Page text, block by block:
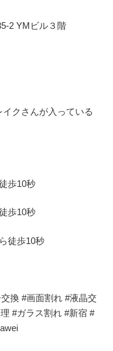
2 YMビル３階
イクさんが入っている
歩10秒
歩10秒
徒歩10秒
換 #画面割れ #液晶交
#ガラス割れ #新宿 #